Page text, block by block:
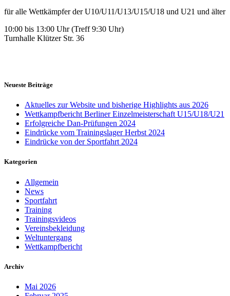
für alle Wettkämpfer der U10/U11/U13/U15/U18 und U21 und älter
10:00 bis 13:00 Uhr (Treff 9:30 Uhr)
Turnhalle Klützer Str. 36
Neueste Beiträge
Aktuelles zur Website und bisherige Highlights aus 2026
Wettkampfbericht Berliner Einzelmeisterschaft U15/U18/U21
Erfolgreiche Dan-Prüfungen 2024
Eindrücke vom Trainingslager Herbst 2024
Eindrücke von der Sportfahrt 2024
Kategorien
Allgemein
News
Sportfahrt
Training
Trainingsvideos
Vereinsbekleidung
Weltuntergang
Wettkampfbericht
Archiv
Mai 2026